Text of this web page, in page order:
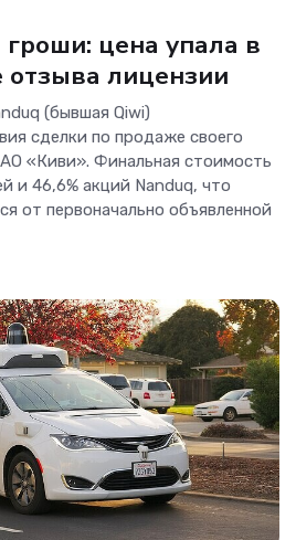
цена упала в
отзыва лицензии
(бывшая Qiwi)
сделки по продаже своего
«Киви». Финальная стоимость
и 46,6% акций Nanduq, что
от первоначально объявленной